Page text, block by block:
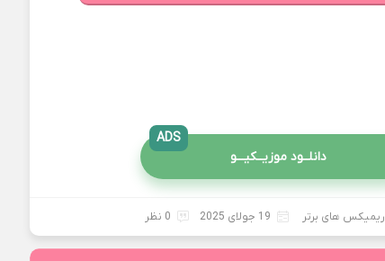
دانلــود موزیــکیـــو
ADS
ریمیکس های برتر 19 جولای 2025 0 نظر